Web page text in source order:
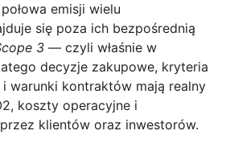
emisji wielu
się poza ich bezpośrednią
3 — czyli właśnie w
decyzje zakupowe, kryteria
warunki kontraktów mają realny
koszty operacyjne i
klientów oraz inwestorów.